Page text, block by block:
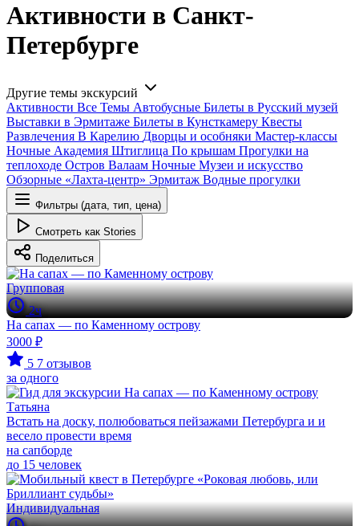
Активности в Санкт-
Петербурге
Другие темы экскурсий
Активности Все Темы Автобусные Билеты в Русский музей
Выставки в Эрмитаже Билеты в Кунсткамеру Квесты
Развлечения В Карелию Дворцы и особняки Мастер-классы
Ночные Академия Штиглица По крышам Прогулки на
теплоходе Остров Валаам Ночные Музеи и искусство
Обзорные «Лахта-центр» Эрмитаж Водные прогулки
Фильтры (дата, тип, цена)
Смотреть как Stories
Поделиться
Групповая
2ч
На сапах — по Каменному острову
3000 ₽
5 7 отзывов
за одного
Татьяна
Встать на доску, полюбоваться пейзажами Петербурга и и
весело провести время
на сапборде
до 15 человек
Индивидуальная